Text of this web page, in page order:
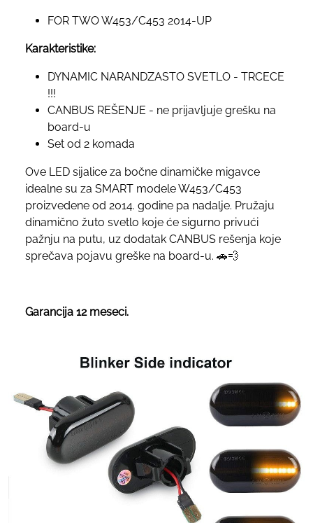
FOR TWO W453/C453 2014-UP
Karakteristike:
DYNAMIC NARANDZASTO SVETLO - TRCECE
!!!
CANBUS REŠENJE - ne prijavljuje grešku na
board-u
Set od 2 komada
Ove LED sijalice za bočne dinamičke migavce
idealne su za SMART modele W453/C453
proizvedene od 2014. godine pa nadalje. Pružaju
dinamično žuto svetlo koje će sigurno privući
pažnju na putu, uz dodatak CANBUS rešenja koje
sprečava pojavu greške na board-u. 🚗💨
Garancija 12 meseci.